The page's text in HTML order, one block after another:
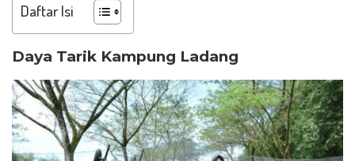
Daftar Isi
Daya Tarik Kampung Ladang